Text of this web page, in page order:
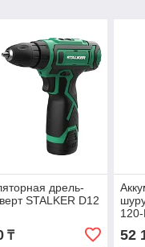
дрель-
STALKER D12
₸ 52